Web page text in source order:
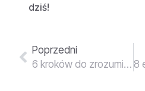
dziś!
Poprzedni
6 kroków do zrozumienia działania esencji Bacha